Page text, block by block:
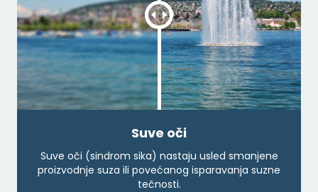
Suve oči
Suve oči (sindrom sika) nastaju usled smanjene
proizvodnje suza ili povećanog isparavanja suzne
tečnosti.